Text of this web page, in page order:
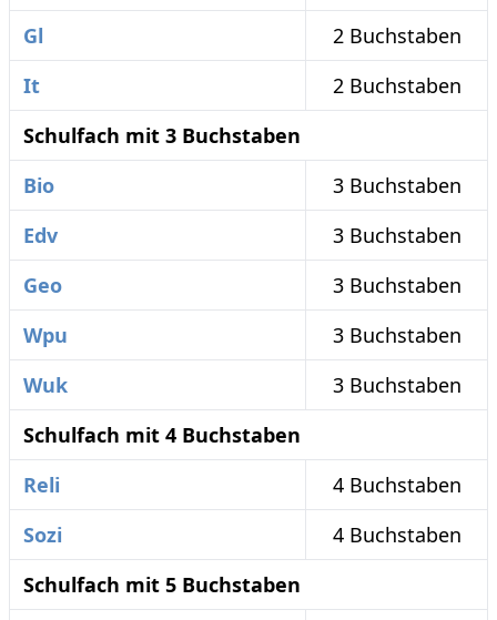
Gl
2 Buchstaben
It
2 Buchstaben
Schulfach mit 3 Buchstaben
Bio
3 Buchstaben
Edv
3 Buchstaben
Geo
3 Buchstaben
Wpu
3 Buchstaben
Wuk
3 Buchstaben
Schulfach mit 4 Buchstaben
Reli
4 Buchstaben
Sozi
4 Buchstaben
Schulfach mit 5 Buchstaben